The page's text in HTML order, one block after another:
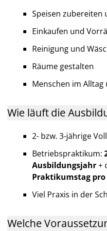
Speisen zubereiten
Einkaufen und
Reinigung und
Räume gestalten
Menschen im
Wie läuft die
2- bzw. 3-jährige
Betriebspraktikum:
Ausbildungsjahr+
Praktikumstag pro
Viel Praxis in der
Welche